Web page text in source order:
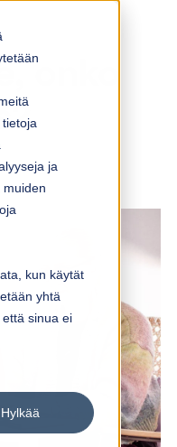
ja
muiden
kun käytät
yhtä
sinua ei
Hylkää
onko